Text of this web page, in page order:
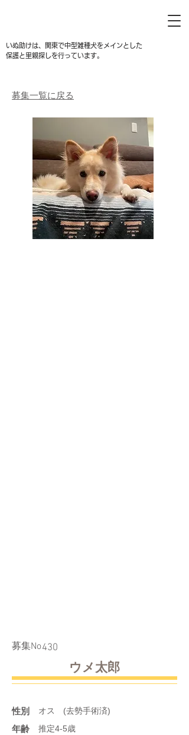
いぬ助けは、関東で中型雑種犬をメインとした
保護と里親探しを行っています。
募集一覧に戻る
​募集No430
ウメ太郎
性別 オス (去勢手術済)
年齢 推定4-5歳